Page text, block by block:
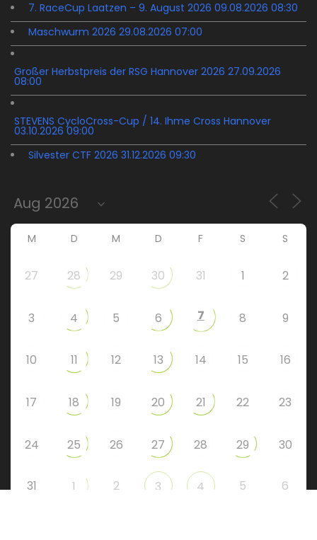
7. RaceCup Laatzen – 9. August 2026 09.08.2026 08:30
Maschwurm 2026 29.08.2026 07:00
Großer Herbstpreis der RSG Hannover 2026 27.09.2026
08:00
STEVENS CycloCross-Cup / 14. Ihme Cross Hannover
03.10.2026 09:00
Silvester CTF 2026 31.12.2026 09:30
M D M D F S S
27 28 29 30 31 1 2
3 4 5 6 7 8 9
10 11 12 13 14 15 16
17 18 19 20 21 22 23
24 25 26 27 28 29 30
31 1 2 3 4 5 6